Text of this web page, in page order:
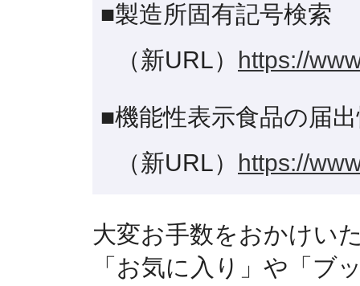
■製造所固有記号検索
（新URL） https://
■機能性表示食品の届
（新URL） https://
大変お手数をおかけい
「お気に入り」や「ブ